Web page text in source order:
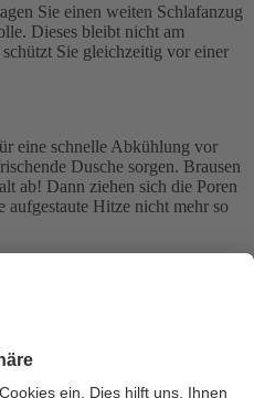
Sie einen weiten Schlafanzug
Dieses bleibt nicht am
Sie gleichzeitig vor einer
eine schnelle Abkühlung vor
Dusche sorgen. Brausen
ab! Dann ziehen sich die Poren
aufgestaute Hitze nicht mehr so
Die kalte Luft kann zu
ein Raum gut mit einem nassen